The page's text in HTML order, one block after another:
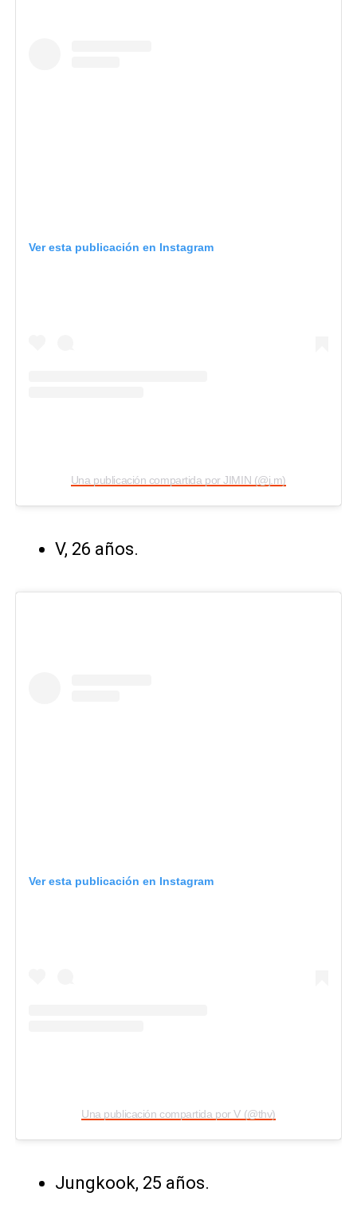
Ver esta publicación en Instagram
Una publicación compartida por JIMIN (@j.m)
V, 26 años.
Ver esta publicación en Instagram
Una publicación compartida por V (@thv)
Jungkook, 25 años.